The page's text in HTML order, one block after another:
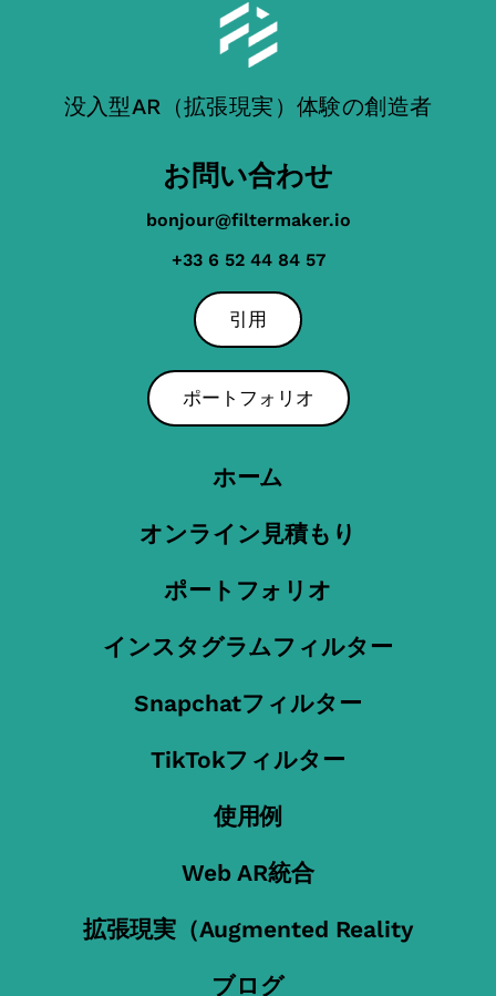
没入型AR（拡張現実）体験の創造者
お問い合わせ
bonjour@filtermaker.io
+33 6 52 44 84 57
引用
ポートフォリオ
ホーム
オンライン見積もり
ポートフォリオ
インスタグラムフィルター
Snapchatフィルター
TikTokフィルター
使用例
Web AR統合
拡張現実（Augmented Reality
ブログ